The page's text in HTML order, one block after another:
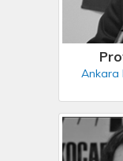
Ankara